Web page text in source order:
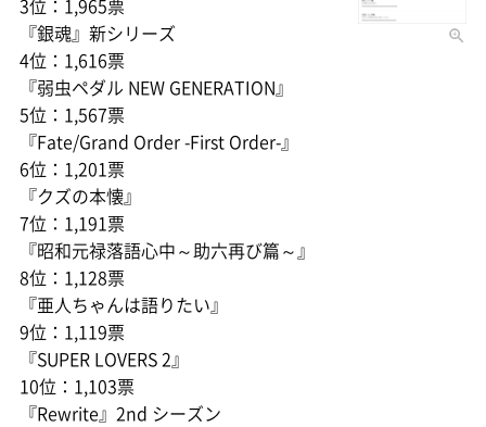
3位：1,965票
『銀魂』新シリーズ
4位：1,616票
『弱虫ペダル NEW GENERATION』
5位：1,567票
『Fate/Grand Order -First Order-』
6位：1,201票
『クズの本懐』
7位：1,191票
『昭和元禄落語心中～助六再び篇～』
8位：1,128票
『亜人ちゃんは語りたい』
9位：1,119票
『SUPER LOVERS 2』
10位：1,103票
『Rewrite』2nd シーズン